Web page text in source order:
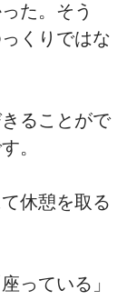
た。そう
くりではな
ることがで
。
休憩を取る
っている」